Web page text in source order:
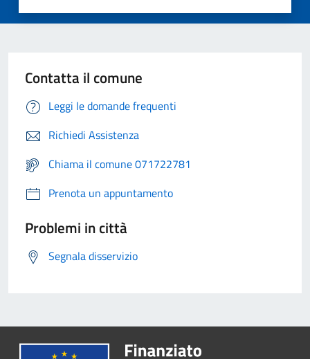
Contatta il comune
Leggi le domande frequenti
Richiedi Assistenza
Chiama il comune 071722781
Prenota un appuntamento
Problemi in città
Segnala disservizio